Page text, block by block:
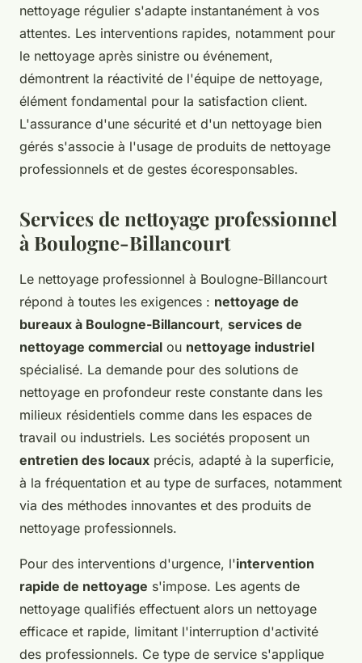
nettoyage régulier s'adapte instantanément à vos
attentes. Les interventions rapides, notamment pour
le nettoyage après sinistre ou événement,
démontrent la réactivité de l'équipe de nettoyage,
élément fondamental pour la satisfaction client.
L'assurance d'une sécurité et d'un nettoyage bien
gérés s'associe à l'usage de produits de nettoyage
professionnels et de gestes écoresponsables.
Services de nettoyage professionnel
à Boulogne-Billancourt
Le nettoyage professionnel à Boulogne-Billancourt
répond à toutes les exigences : nettoyage de
bureaux à Boulogne-Billancourt, services de
nettoyage commercial ou nettoyage industriel
spécialisé. La demande pour des solutions de
nettoyage en profondeur reste constante dans les
milieux résidentiels comme dans les espaces de
travail ou industriels. Les sociétés proposent un
entretien des locaux précis, adapté à la superficie,
à la fréquentation et au type de surfaces, notamment
via des méthodes innovantes et des produits de
nettoyage professionnels.
Pour des interventions d'urgence, l'intervention
rapide de nettoyage s'impose. Les agents de
nettoyage qualifiés effectuent alors un nettoyage
efficace et rapide, limitant l'interruption d'activité
des professionnels. Ce type de service s'applique